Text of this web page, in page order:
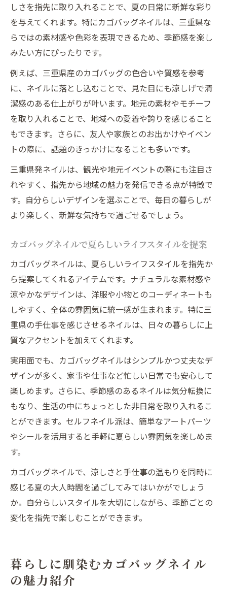
しさを指先に取り入れることで、夏の日常に新鮮な彩り
を与えてくれます。特にカゴバッグネイルは、三重県な
らではの素材感や色彩を表現できるため、季節感を楽し
みたい方にぴったりです。
例えば、三重県産のカゴバッグの色合いや質感を参考
に、ネイルに落とし込むことで、見た目にも涼しげで清
潔感のある仕上がりが叶います。地元の素材やモチーフ
を取り入れることで、地域への愛着や誇りを感じること
もできます。さらに、友人や家族とのお出かけやイベン
トの際に、話題のきっかけになることも多いです。
三重県発ネイルは、観光や地元イベントの際にも注目さ
れやすく、指先から地域の魅力を発信できる点が特徴で
す。自分らしいデザインを選ぶことで、毎日の暮らしが
より楽しく、新鮮な気持ちで過ごせるでしょう。
カゴバッグネイルで夏らしいライフスタイルを提案
カゴバッグネイルは、夏らしいライフスタイルを指先か
ら提案してくれるアイテムです。ナチュラルな素材感や
涼やかなデザインは、洋服や小物とのコーディネートも
しやすく、全体の雰囲気に統一感が生まれます。特に三
重県の手仕事を感じさせるネイルは、日々の暮らしに上
質なアクセントを加えてくれます。
実用面でも、カゴバッグネイルはシンプルかつ丈夫なデ
ザインが多く、家事や仕事など忙しい日常でも安心して
楽しめます。さらに、季節感のあるネイルは気分転換に
もなり、生活の中にちょっとした非日常を取り入れるこ
とができます。セルフネイル派は、簡単なアートパーツ
やシールを活用すると手軽に夏らしい雰囲気を楽しめま
す。
カゴバッグネイルで、涼しさと手仕事の温もりを同時に
感じる夏の大人時間を過ごしてみてはいかがでしょう
か。自分らしいスタイルを大切にしながら、季節ごとの
変化を指先で楽しむことができます。
暮らしに馴染むカゴバッグネイル
の魅力紹介